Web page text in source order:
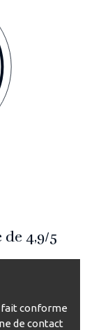
de 4,9/5
fait conforme
de contact